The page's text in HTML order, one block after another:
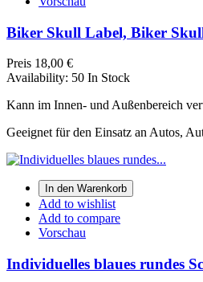
Biker Skull Label, Biker
Preis 18,00 €
Availability: 50 In Stock
Kann im Innen- und Außenbereich
Geeignet für den Einsatz an Autos,
In den Warenkorb
Add to wishlist
Add to compare
Vorschau
Individuelles blaues rundes